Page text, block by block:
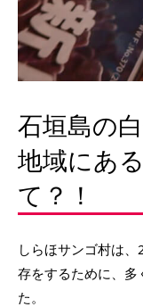
石垣島の
地域にあ
て？！
しらほサンゴ村は
存をするために、多
た。